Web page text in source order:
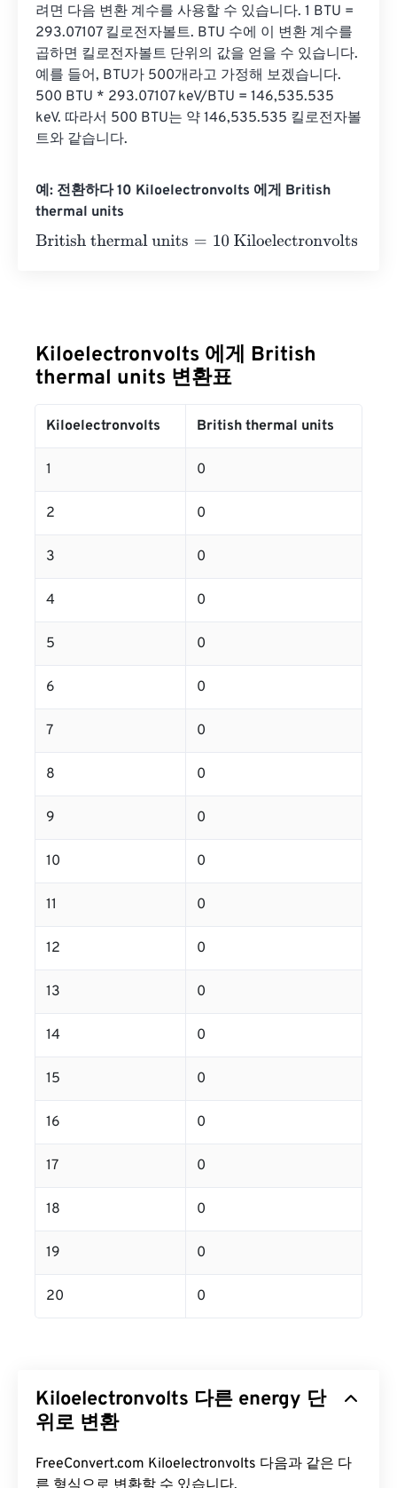
려면 다음 변환 계수를 사용할 수 있습니다. 1 BTU =
293.07107 킬로전자볼트. BTU 수에 이 변환 계수를
곱하면 킬로전자볼트 단위의 값을 얻을 수 있습니다.
예를 들어, BTU가 500개라고 가정해 보겠습니다.
500 BTU * 293.07107 keV/BTU = 146,535.535
keV. 따라서 500 BTU는 약 146,535.535 킬로전자볼
트와 같습니다.
예: 전환하다 10 Kiloelectronvolts 에게 British
thermal units
British thermal units=10 Kiloelectronvolts×
Kiloelectronvolts 에게 British
thermal units 변환표
Kiloelectronvolts British thermal units
1 0
2 0
3 0
4 0
5 0
6 0
7 0
8 0
9 0
10 0
11 0
12 0
13 0
14 0
15 0
16 0
17 0
18 0
19 0
20 0
Kiloelectronvolts 다른 energy 단
위로 변환
FreeConvert.com Kiloelectronvolts 다음과 같은 다